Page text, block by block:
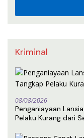
Kriminal
08/08/2026
Penganiayaan
Pelaku Kurang dari